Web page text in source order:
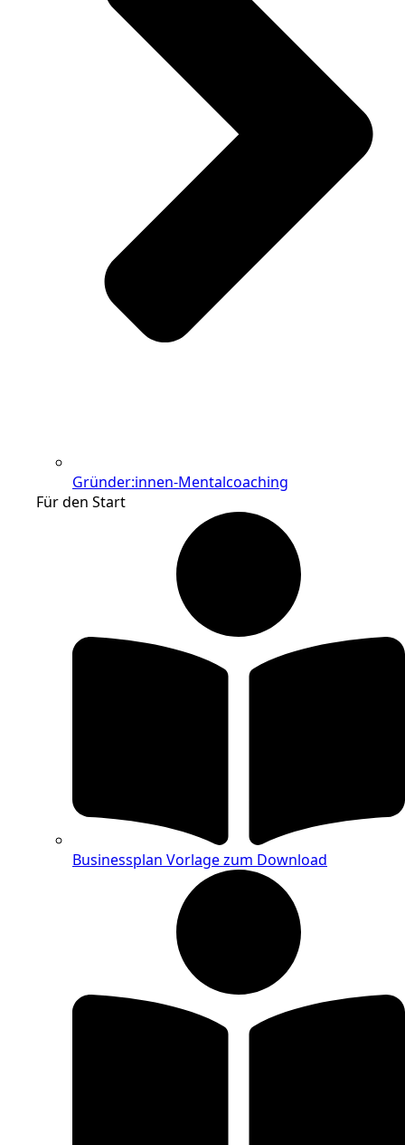
Gründer:innen-Mentalcoaching
Für den Start
Businessplan Vorlage zum Download